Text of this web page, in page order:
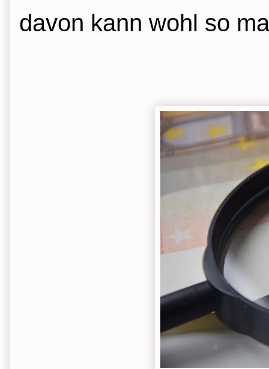
davon kann wohl so